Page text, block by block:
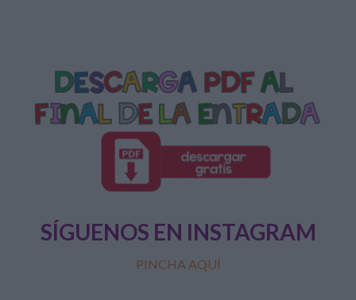
SÍGUENOS EN INSTAGRAM
PINCHA AQUÍ